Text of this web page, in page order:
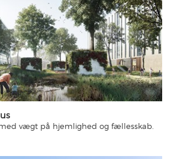
vægt på hjemlighed og fællesskab.